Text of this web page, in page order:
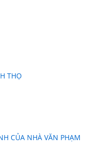
THỌ
CỦA NHÀ VĂN PHẠM